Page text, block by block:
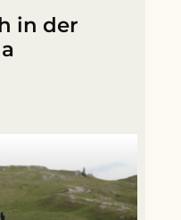
in der